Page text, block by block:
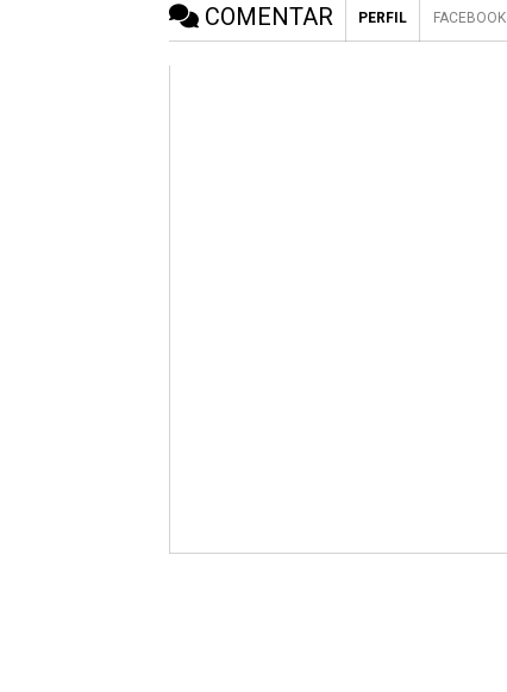
COMENTAR PERFIL FACEBOOK